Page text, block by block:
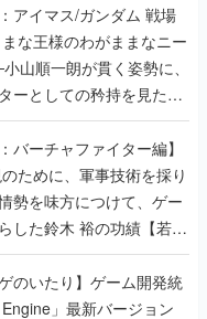
ーとしての矜持を見た
終回】
バーチャファイター編】
ために、軍事技術を採り
勢を味方につけて、ゲー
した鈴木 裕の功績【若ゲ
のいたり】ゲーム開発統
」最新バージョン
う変わる？ ゲーム業界向
イベント「GTMF2019」
解を深めよう【PR】